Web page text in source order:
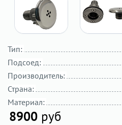
Тип:
Подсоед:
Производитель:
Страна:
Материал:
8900 руб